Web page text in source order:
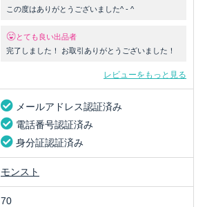
この度はありがとうございました^ - ^
とても良い出品者
完了しました！ お取引ありがとうございました！
レビューをもっと見る
メールアドレス認証済み
電話番号認証済み
身分証認証済み
モンスト
70